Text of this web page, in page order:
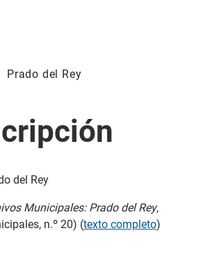
Prado del Rey
del Rey
Municipales: Prado del Rey,
n.º 20) (texto completo)